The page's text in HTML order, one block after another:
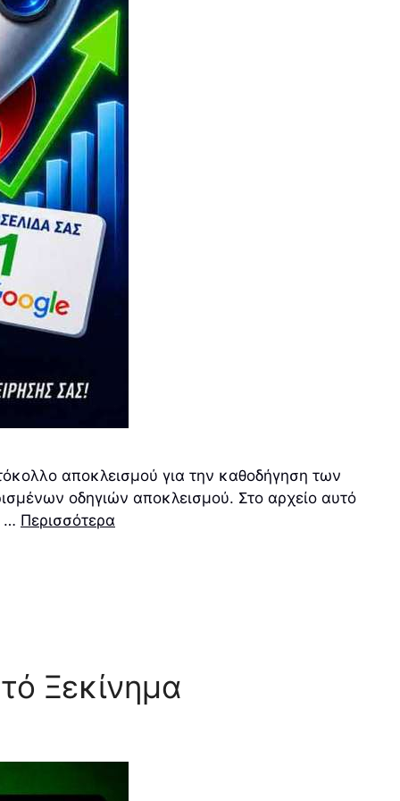
αποκλεισμού για την καθοδήγηση των
οδηγιών αποκλεισμού. Στο αρχείο αυτό
… Περισσότερα
Ξεκίνημα